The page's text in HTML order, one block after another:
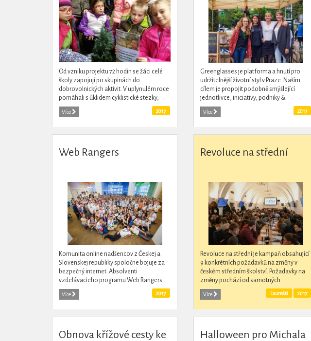
Od vzniku projektu 72 hodin se žáci celé
školy zapojují po skupinách do
dobrovolnických aktivit. V uplynulém roce
pomáhali s úklidem cyklistické stezky,
pomáhali aktivizovat klienty domova
důchodců nebo pomáhali v Domově se...
Více 2017
Greenglasses je platforma a hnutí pro
udržitelnější životní styl v Praze. Naším
cílem je propojit podobně smýšlející
jednotlivce, iniciativy, podniky &
komunity. Osvětový festival Sustainability
Day se konal v roce...
Více 2017
Web Rangers
Komunita online nadšencov z Českej a
Slovenskej republiky spoločne bojuje za
bezpečný internet. Absolventi
vzdelávacieho programu Web Rangers
spoločne pracujú v česko-slovenskej
komunite, v ktorej zdieľajú informácie o...
Více 2017
Revoluce na střední
Revoluce na střední je kampaň obsahující
9 konkrétních požadavků na změny v
českém středním školství. Požadavky na
změny pochází od samotných
středoškoláků, kteří také pod hlavičkou
České středoškolské...
Více 2017
Laureáti
Obnova křížové cesty ke
Halloween pro Michala